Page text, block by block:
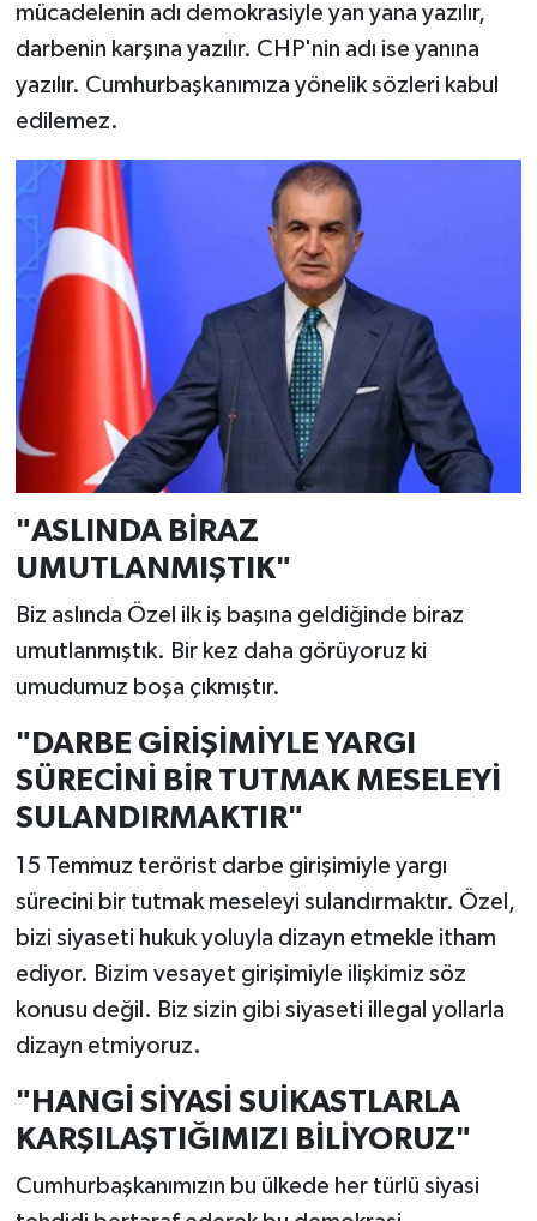
mücadelenin adı demokrasiyle yan yana yazılır,
darbenin karşına yazılır. CHP'nin adı ise yanına
yazılır. Cumhurbaşkanımıza yönelik sözleri kabul
edilemez.
"ASLINDA BİRAZ
UMUTLANMIŞTIK"
Biz aslında Özel ilk iş başına geldiğinde biraz
umutlanmıştık. Bir kez daha görüyoruz ki
umudumuz boşa çıkmıştır.
"DARBE GİRİŞİMİYLE YARGI
SÜRECİNİ BİR TUTMAK MESELEYİ
SULANDIRMAKTIR"
15 Temmuz terörist darbe girişimiyle yargı
sürecini bir tutmak meseleyi sulandırmaktır. Özel,
bizi siyaseti hukuk yoluyla dizayn etmekle itham
ediyor. Bizim vesayet girişimiyle ilişkimiz söz
konusu değil. Biz sizin gibi siyaseti illegal yollarla
dizayn etmiyoruz.
"HANGİ SİYASİ SUİKASTLARLA
KARŞILAŞTIĞIMIZI BİLİYORUZ"
Cumhurbaşkanımızın bu ülkede her türlü siyasi